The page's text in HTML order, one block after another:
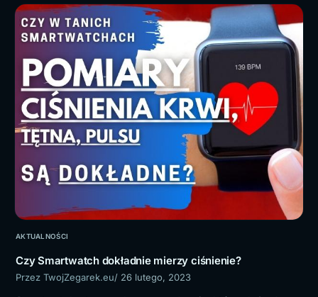
AKTUALNOŚCI
Czy Smartwatch dokładnie mierzy ciśnienie?
Przez TwojZegarek.eu/ 26 lutego, 2023